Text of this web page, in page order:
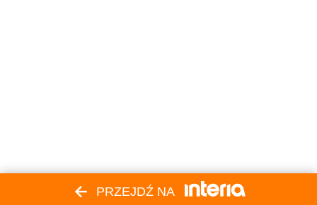
PRZEJDŹ NA